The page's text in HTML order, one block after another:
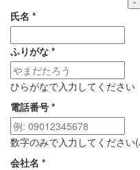
氏名 *
ふりがな *
ひらがなで入力してください
電話番号 *
数字のみで入力してください
会社名 *